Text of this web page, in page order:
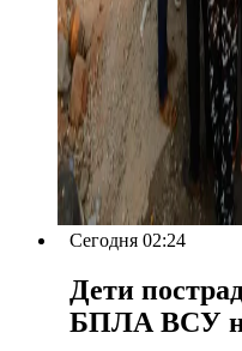
Сегодня 02:24
Дети
БПЛА ВСУ